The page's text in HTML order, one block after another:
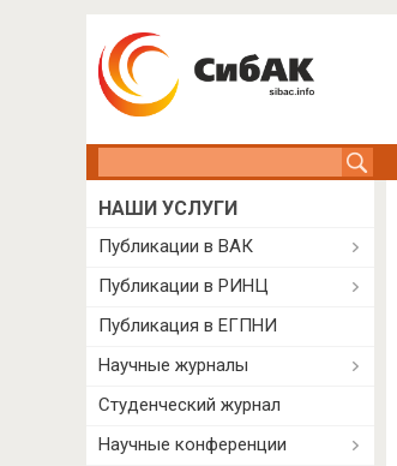
НАШИ УСЛУГИ
Публикации в ВАК
Публикации в РИНЦ
Публикация в ЕГПНИ
Научные журналы
Студенческий журнал
Научные конференции